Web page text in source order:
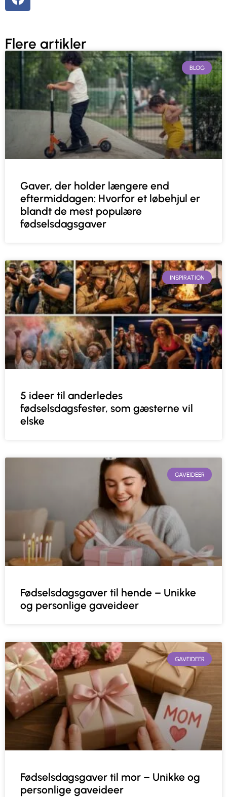
Flere artikler
BLOG
Gaver, der holder længere end
eftermiddagen: Hvorfor et løbehjul er
blandt de mest populære
fødselsdagsgaver
INSPIRATION
5 ideer til anderledes
fødselsdagsfester, som gæsterne vil
elske
GAVEIDEER
Fødselsdagsgaver til hende – Unikke
og personlige gaveideer
GAVEIDEER
Fødselsdagsgaver til mor – Unikke og
personlige gaveideer